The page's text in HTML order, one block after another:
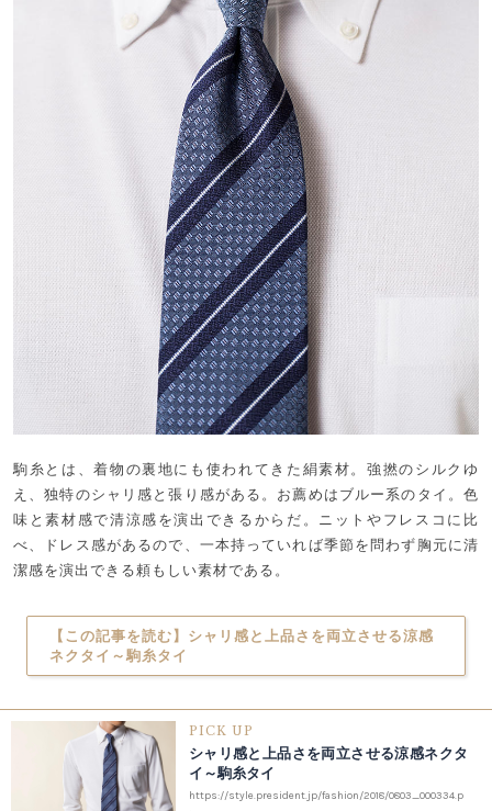
駒糸とは、着物の裏地にも使われてきた絹素材。強撚のシルクゆ
え、独特のシャリ感と張り感がある。お薦めはブルー系のタイ。色
味と素材感で清涼感を演出できるからだ。ニットやフレスコに比
べ、ドレス感があるので、一本持っていれば季節を問わず胸元に清
潔感を演出できる頼もしい素材である。
【この記事を読む】シャリ感と上品さを両立させる涼感
ネクタイ～駒糸タイ
PICK UP
シャリ感と上品さを両立させる涼感ネクタ
イ～駒糸タイ
https://style.president.jp/fashion/2018/0803_000334.p